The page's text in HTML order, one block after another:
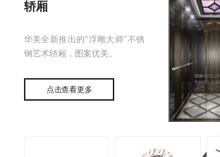
轿厢
华美全新推出的“浮雕大师”不锈
钢艺术轿厢，图案优美。
点击查看更多